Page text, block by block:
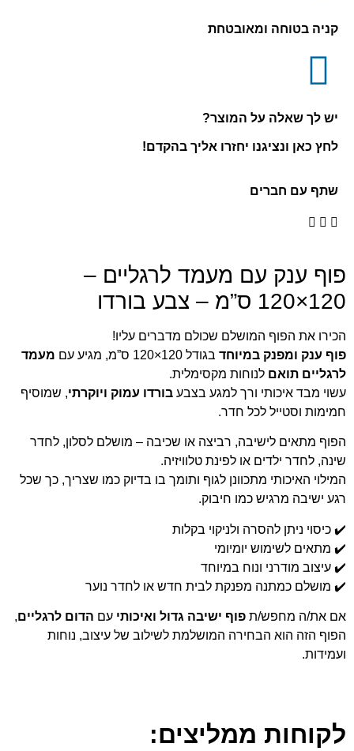
קניה בטוחה ומאובטחת
יש לך שאלה על המוצר?
לחץ כאן ונציגנו יחזרו אליך בהקדם!
שתף עם חברים
פוף ענק עם מעמד לרגליים –
120×120 ס”מ – צבע בורדו
הכירו את הפוף המושלם שכולם מדברים עליו!
פוף ענק ומפנק במיוחד בגודל 120×120 ס”מ, מגיע עם
מעמד
לרגליים תואם לנוחות מקסימלית.
עשוי מבד איכותי ורך למגע בצבע בורדו עמוק ויוקרתי, שמוסיף
חמימות וסטייל לכל חדר.
הפוף מתאים לישיבה, רביצה או שכיבה – מושלם לסלון, לחדר
שינה, לחדר ילדים או לפינת טלוויזיה.
המילוי האיכותי מתכוונן לגוף ותומך בו בדיוק כמו שצריך, כך שכל
רגע ישיבה מרגיש כמו חיבוק.
✔️ כיסוי ניתן להסרה ולניקוי בקלות
✔️ מתאים לשימוש יומיומי
✔️ עיצוב מודרני ונוח במיוחד
✔️ מושלם כמתנה מפנקת לבית חדש או לחדר נוער
אם את/ה מחפש/ת פוף ישיבה גדול ואיכותי עם הדום לרגליים,
הפוף הזה הוא הבחירה המושלמת לשילוב של עיצוב, נוחות
ועמידות.
לקוחות ממליצים: